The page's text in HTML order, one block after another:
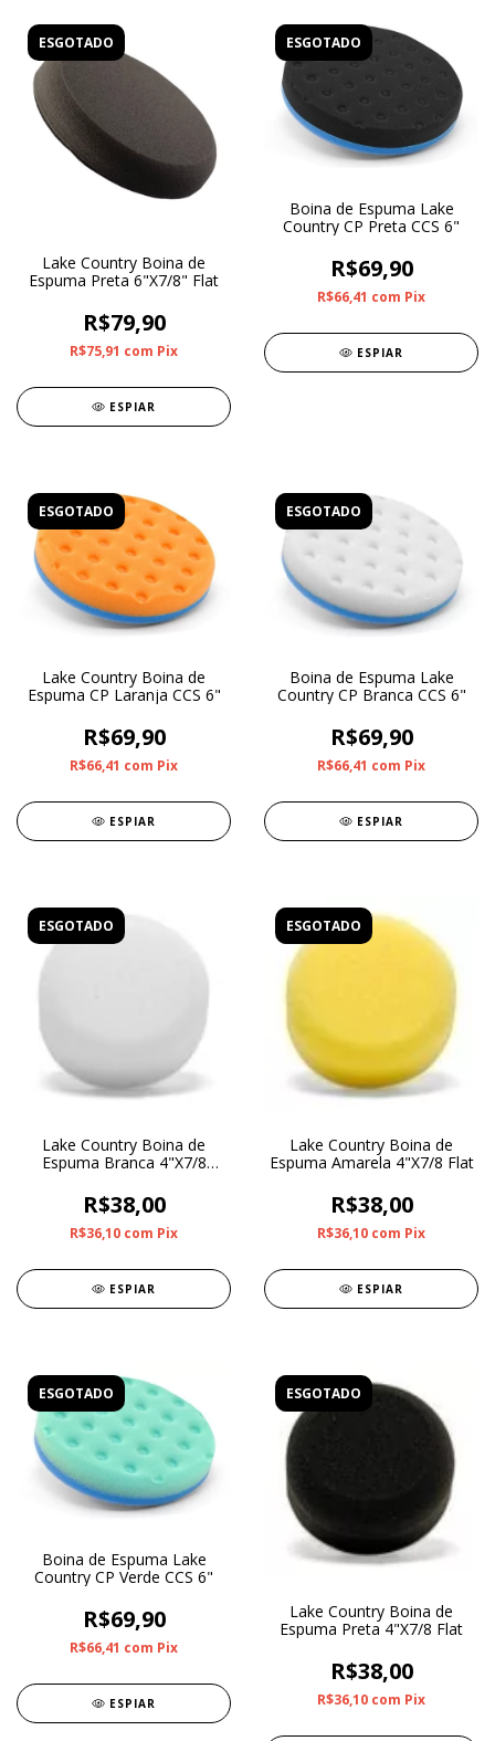
ESGOTADO
Lake Country Boina de
Espuma Preta 6"X7/8" Flat
R$79,90
R$75,91 com Pix
ESPIAR
ESGOTADO
Boina de Espuma Lake
Country CP Preta CCS 6"
R$69,90
R$66,41 com Pix
ESPIAR
ESGOTADO
Lake Country Boina de
Espuma CP Laranja CCS 6"
R$69,90
R$66,41 com Pix
ESPIAR
ESGOTADO
Boina de Espuma Lake
Country CP Branca CCS 6"
R$69,90
R$66,41 com Pix
ESPIAR
ESGOTADO
Lake Country Boina de
Espuma Branca 4"X7/8
R$38,00
R$36,10 com Pix
ESPIAR
ESGOTADO
Lake Country Boina de
Espuma Amarela 4"X7/8 Flat
R$38,00
R$36,10 com Pix
ESPIAR
ESGOTADO
Boina de Espuma Lake
Country CP Verde CCS 6"
R$69,90
R$66,41 com Pix
ESPIAR
ESGOTADO
Lake Country Boina de
Espuma Preta 4"X7/8 Flat
R$38,00
R$36,10 com Pix